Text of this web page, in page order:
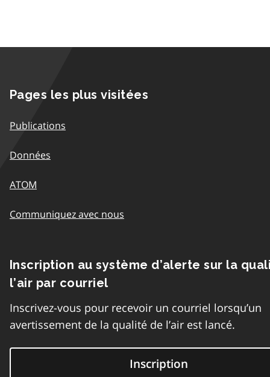
Pages les plus visitées
Publications
Données
ATOM
Communiquez avec nous
Inscription au système d’alerte sur la
l’air par courriel
Inscrivez-vous pour recevoir un courriel lorsqu’un
avertissement de la qualité de l’air est lancé.
Inscription